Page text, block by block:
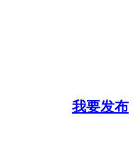
我要发布